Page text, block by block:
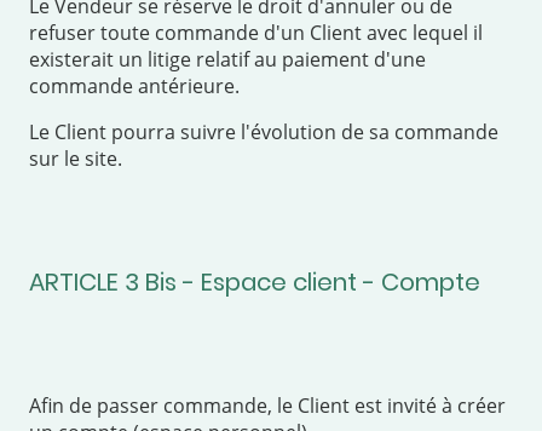
Le Vendeur se réserve le droit d'annuler ou de
refuser toute commande d'un Client avec lequel il
existerait un litige relatif au paiement d'une
commande antérieure.
Le Client pourra suivre l'évolution de sa commande
sur le site.
ARTICLE 3 Bis - Espace client - Compte
Afin de passer commande, le Client est invité à créer